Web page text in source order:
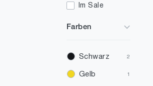
Im Sale
Farben
Schwarz 2
Gelb 1